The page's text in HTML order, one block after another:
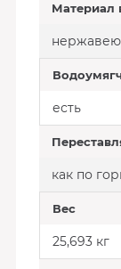
Материал
есть
как по
Вес
25,693 кг